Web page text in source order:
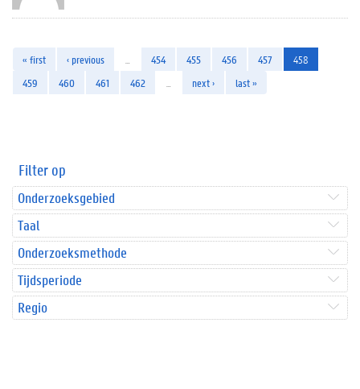
« first ‹ previous 454 455 456 457
458
459
460 461 462 next › last »
Filter op
Onderzoeksgebied
Taal
Onderzoeksmethode
Tijdsperiode
Regio